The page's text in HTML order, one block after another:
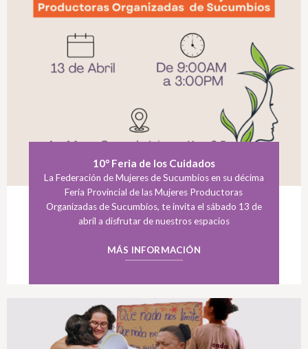
10° Feria de los Cuidados
La Federación de Mujeres de Sucumbíos en su décima
Feria Provincial de las Mujeres Productoras
Organizadas de Sucumbíos, te invita el sábado 13 de
abril a disfrutar de nuestros espacios
MÁS INFORMACIÓN